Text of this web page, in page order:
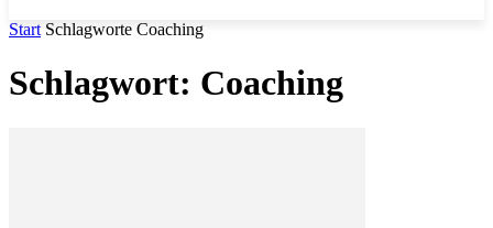
Start Schlagworte Coaching
Schlagwort: Coaching